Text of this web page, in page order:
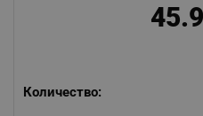
Количество: